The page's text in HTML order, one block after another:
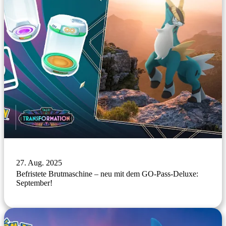
27. Aug. 2025
Befristete Brutmaschine – neu mit dem GO-Pass-Deluxe:
September!